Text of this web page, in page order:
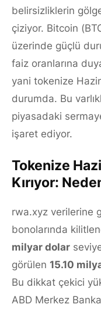
belirsizliklerin
çiziyor. Bitcoin
üzerinde güçlü
faiz oranlarına
yani tokenize
durumda. Bu
piyasadaki
işaret ediyor.
Tokenize
Kırıyor:
rwa.xyz verilerine
bonolarında
milyar dolar
görülen 15.10
Bu dikkat çekici
ABD Merkez